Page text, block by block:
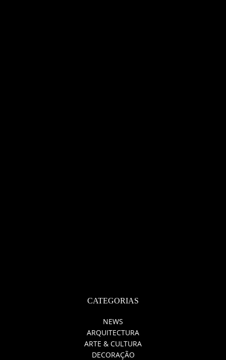
CATEGORIAS
NEWS
ARQUITECTURA
ARTE & CULTURA
DECORAÇÃO